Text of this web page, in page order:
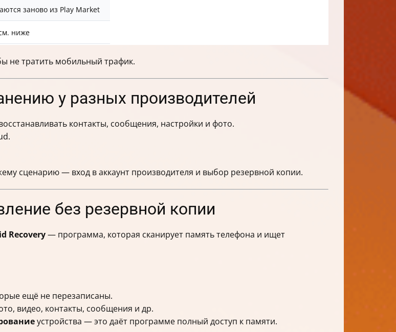
заново из Play Market
ниже
не тратить мобильный трафик.
у разных производителей
контакты, сообщения, настройки и фото.
сценарию — вход в аккаунт производителя и выбор резервной копии.
без резервной копии
Recovery— программа, которая сканирует память телефона и ищет
ещё не перезаписаны.
видео, контакты, сообщения и др.
устройства — это даёт программе полный доступ к памяти.